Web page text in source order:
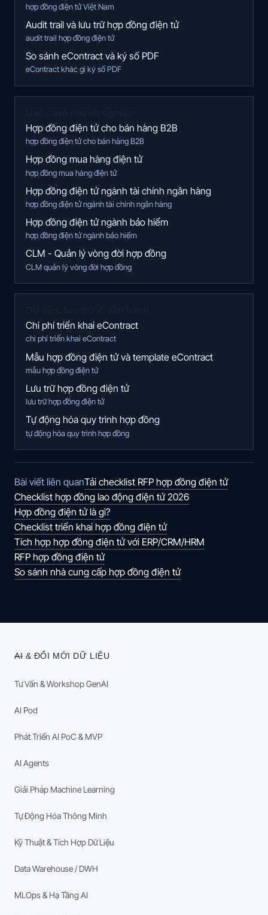
hợp đồng điện tử Việt Nam
Audit trail và lưu trữ hợp đồng điện tử
audit trail hợp đồng điện tử
So sánh eContract và ký số PDF
eContract khác gì ký số PDF
Hợp đồng điện tử cho bán hàng B2B
hợp đồng điện tử cho bán hàng B2B
Hợp đồng mua hàng điện tử
hợp đồng mua hàng điện tử
Hợp đồng điện tử ngành tài chính ngân hàng
hợp đồng điện tử ngành tài chính ngân hàng
Hợp đồng điện tử ngành bảo hiểm
hợp đồng điện tử ngành bảo hiểm
CLM - Quản lý vòng đời hợp đồng
CLM quản lý vòng đời hợp đồng
Chi phí triển khai eContract
chi phí triển khai eContract
Mẫu hợp đồng điện tử và template eContract
mẫu hợp đồng điện tử
Lưu trữ hợp đồng điện tử
lưu trữ hợp đồng điện tử
Tự động hóa quy trình hợp đồng
tự động hóa quy trình hợp đồng
Bài viết liên quanTải checklist RFP hợp đồng điện tử
Checklist hợp đồng lao động điện tử 2026
Hợp đồng điện tử là gì?
Checklist triển khai hợp đồng điện tử
Tích hợp hợp đồng điện tử với ERP/CRM/HRM
RFP hợp đồng điện tử
So sánh nhà cung cấp hợp đồng điện tử
AI & ĐỔI MỚI DỮ LIỆU
Tư Vấn & Workshop GenAI
AI Pod
Phát Triển AI PoC & MVP
AI Agents
Giải Pháp Machine Learning
Tự Động Hóa Thông Minh
Kỹ Thuật & Tích Hợp Dữ Liệu
Data Warehouse / DWH
MLOps & Hạ Tầng AI